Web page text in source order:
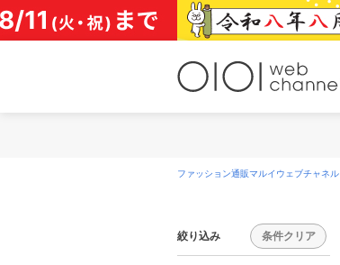
コ
ン
テ
ファッション通販マルイウェブチャネル
絞り込み 条件クリア